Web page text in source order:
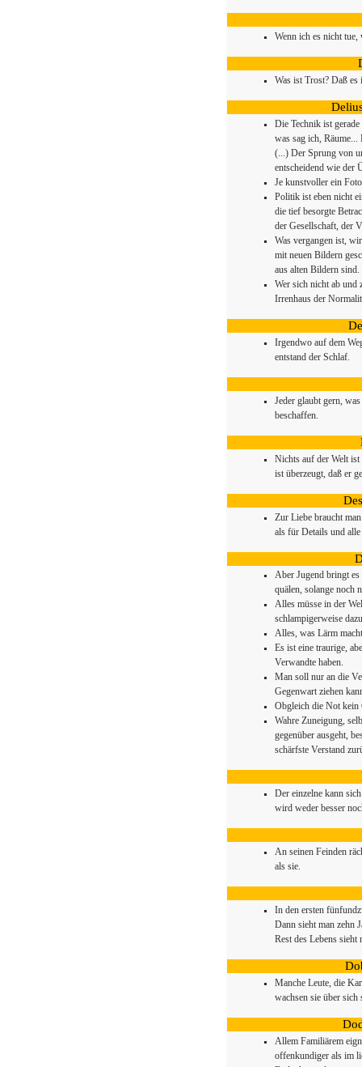
Wenn ich es nicht
Was ist Trost? Daß
Die Technik ist
was sag ich, Räume...
(...) Der Sprung von
entscheidend wie der
Je kunstvoller ein
Politik ist eben nicht
die tief besorgte
der Gesellschaft, der
Was vergangen ist,
mit neuen Bildern
aus alten Bildern sind.
Wer sich nicht ab und
Irrenhaus der
Irgendwo auf dem
entstand der Schlaf.
Jeder glaubt gern,
beschaffen.
Nichts auf der Welt ist
ist überzeugt, daß er
Zur Liebe braucht
als für Details und
Aber Jugend bringt
quälen, solange noch
Alles müsse in der
schlampigerweise
Alles, was Lärm
Es ist eine traurige,
Verwandte haben.
Man soll nur an die
Gegenwart ziehen
Obgleich die Not kein
Wahre Zuneigung,
gegenüber ausgeht,
schärfste Verstand
Der einzelne kann
wird weder besser
An seinen Feinden
als sie.
In den ersten
Dann sieht man zehn
Rest des Lebens sieht
Manche Leute, die
wachsen sie über sich
Allem Familiärem
offenkundiger als im